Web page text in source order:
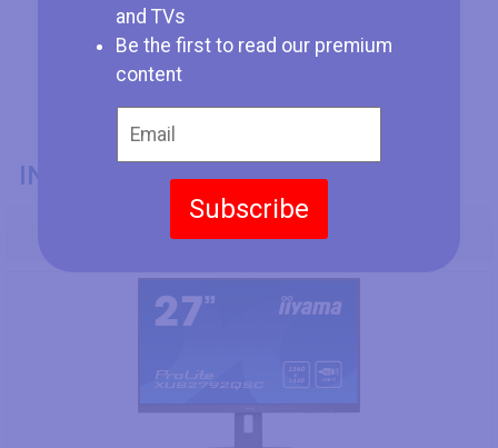
and TVs
Be the first to read our premium
content
Subscribe
INFORMAZIONI GENERALI
Codice Modello